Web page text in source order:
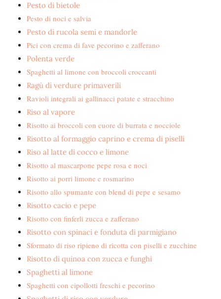
Pesto di bietole
Pesto di noci e salvia
Pesto di rucola semi e mandorle
Pici con crema di fave pecorino e zafferano
Polenta verde
Spaghetti al limone con broccoli croccanti
Ragù di verdure primaverili
Ravioli integrali ai gallinacci patate e stracchino
Riso al vapore
Risotto ai broccoli con cuore di burrata e nocciole
Risotto al formaggio caprino e crema di piselli
Riso al latte di cocco e limone
Risotto al mascarpone pepe rosa e noci
Risotto ai porri limone e rosmarino
Risotto allo spumante con blend di pepe e sesamo
Risotto cacio e pepe
Risotto con finferli zucca e zafferano
Risotto con spinaci e fonduta di parmigiano
Sformato di riso ripieno di ricotta con piselli e zucchine
Risotto di quinoa con zucca e funghi
Spaghetti al limone
Spaghetti con cipollotti freschi e pecorino